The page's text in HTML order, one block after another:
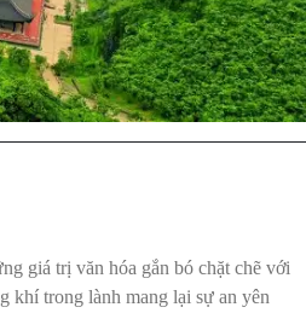
giá trị văn hóa gắn bó chặt chẽ với
khí trong lành mang lại sự an yên